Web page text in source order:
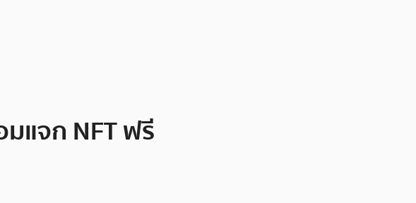
แจก NFT ฟรี